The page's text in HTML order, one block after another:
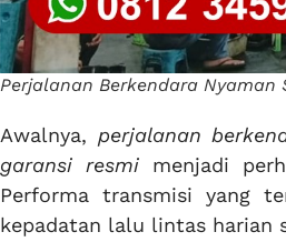
Perjalanan Berkendara Nyaman
Awalnya, perjalanan
garansi resmi menjadi
Performa transmisi yang
kepadatan lalu lintas harian